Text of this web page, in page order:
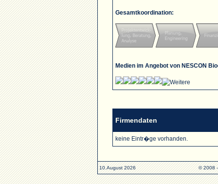
Gesamtkoordination:
Medien im Angebot von NESCON
Firmendaten
keine Eintr�ge vorhanden.
10.August 2026 © 2008